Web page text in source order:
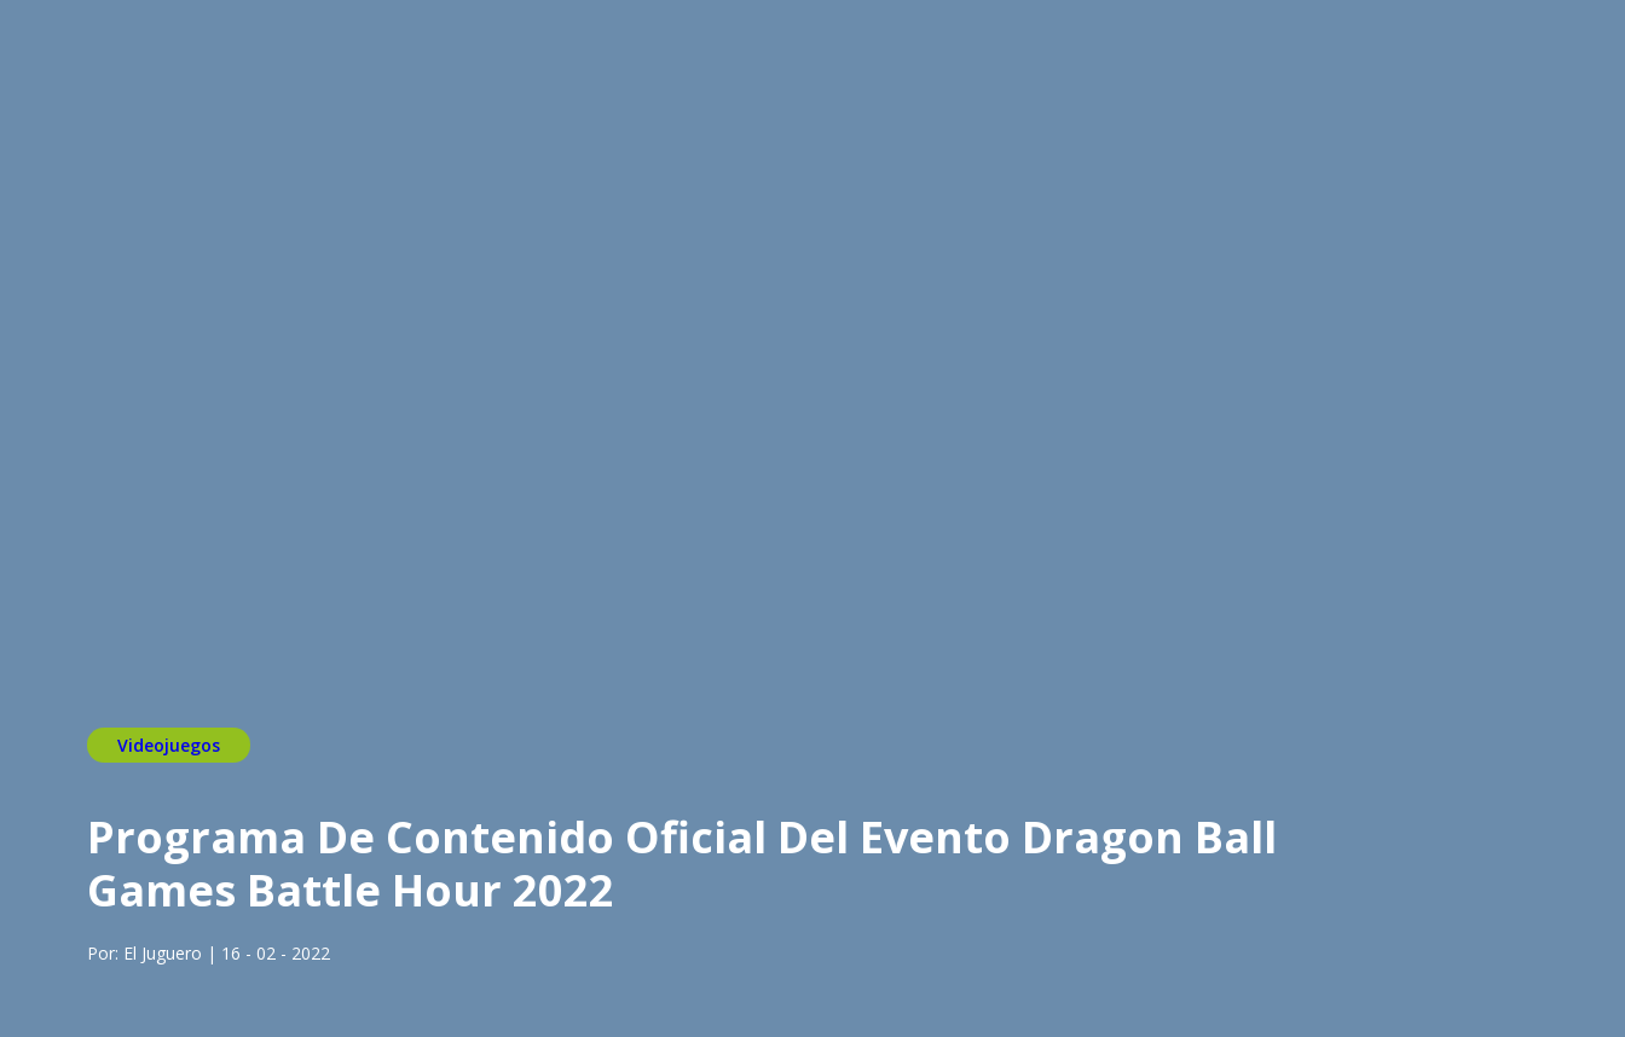
Videojuegos
Programa De Contenido Oficial Del Evento Dragon Ball
Games Battle Hour 2022
Por: El Juguero | 16 - 02 - 2022